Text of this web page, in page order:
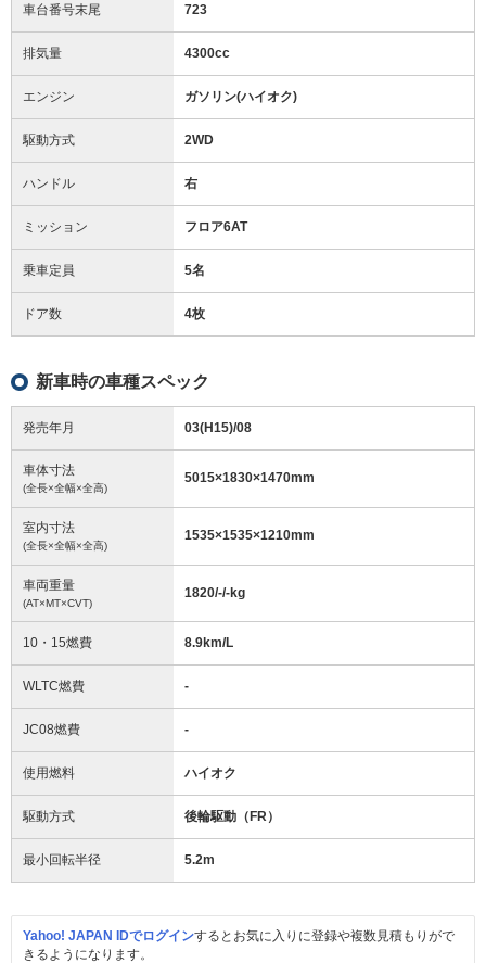
車台番号末尾 723
排気量 4300cc
エンジン ガソリン(ハイオク)
駆動方式 2WD
ハンドル 右
ミッション フロア6AT
乗車定員 5名
ドア数 4枚
新車時の車種スペック
発売年月 03(H15)/08
車体寸法
(全長×全幅×全高)
5015×1830×1470mm
室内寸法
(全長×全幅×全高)
1535×1535×1210mm
車両重量
(AT×MT×CVT)
1820/-/-kg
10・15燃費 8.9km/L
WLTC燃費 -
JC08燃費 -
使用燃料 ハイオク
駆動方式 後輪駆動（FR）
最小回転半径 5.2m
Yahoo! JAPAN IDでログインするとお気に入りに登録や複数見積もりがで
きるようになります。